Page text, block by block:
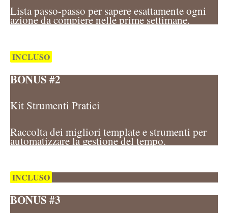
Lista passo-passo per sapere esattamente ogni
azione da compiere nelle prime settimane.
INCLUSO
BONUS #2
Kit Strumenti Pratici
Raccolta dei migliori template e strumenti per
automatizzare la gestione del tempo.
INCLUSO
BONUS #3